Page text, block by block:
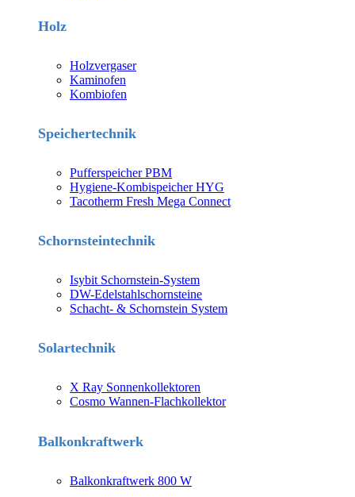
Holz
Holzvergaser
Kaminofen
Kombiofen
Speichertechnik
Pufferspeicher PBM
Hygiene-Kombispeicher HYG
Tacotherm Fresh Mega Connect
Schornsteintechnik
Isybit Schornstein-System
DW-Edelstahlschornsteine
Schacht- & Schornstein System
Solartechnik
X Ray Sonnenkollektoren
Cosmo Wannen-Flachkollektor
Balkonkraftwerk
Balkonkraftwerk 800 W